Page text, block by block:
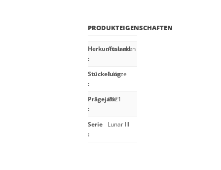
PRODUKTEIGENSCHAFTEN
Herkunftsland
:
Australien
Stückelung
:
1 Unze
Prägejahr
:
2021
Serie
:
Lunar III